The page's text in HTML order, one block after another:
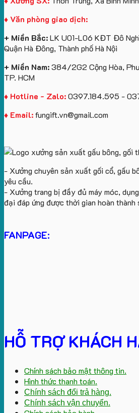
♦ Văn phòng giao dịch:
+ Miền Bắc:LK U01-L06 KĐT Đô
Quận Hà Đông, Thành phố Hà Nội
+ Miền Nam:384/2G2 Cộng Hòa,
TP. HCM
♦ Hotline - Zalo:0397.184.595 -
♦ Email:fungift.vn@gmail.com
- Xưởng chuyên sản xuất gối cổ, gấu
yêu cầu.
- Xưởng trang bị đầy đủ máy móc,
đại đáp ứng được thời gian hoàn thành
FANPAGE:
HỖ TRỢ KHÁCH
Chính sách bảo mật thông tin.
Hình thức thanh toán.
Chính sách đổi trả hàng.
Chính sách vận chuyển.